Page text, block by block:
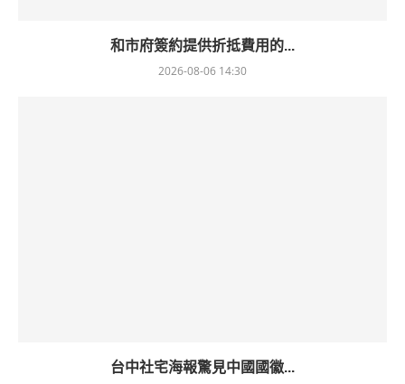
和市府簽約提供折抵費用的...
2026-08-06 14:30
台中社宅海報驚見中國國徽...